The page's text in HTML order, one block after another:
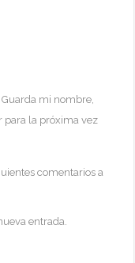
Guarda mi nombre,
para la próxima vez
comentarios a
entrada.